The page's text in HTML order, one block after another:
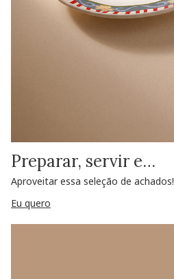
Preparar, servir e…
Aproveitar essa seleção de achados!
Eu quero